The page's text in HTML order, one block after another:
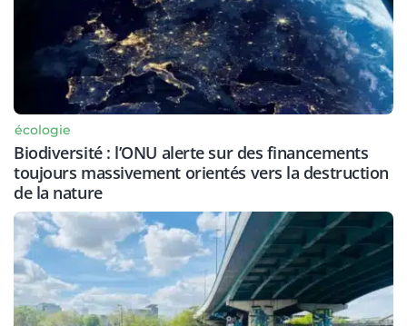
écologie
Biodiversité : l’ONU alerte sur des financements
toujours massivement orientés vers la destruction
de la nature